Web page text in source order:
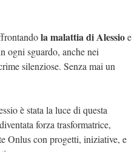
la malattia di Alessioe
ogni sguardo, anche nei
silenziose. Senza mai un
è stata la luce di questa
forza trasformatrice,
Onlus con progetti, iniziative, e